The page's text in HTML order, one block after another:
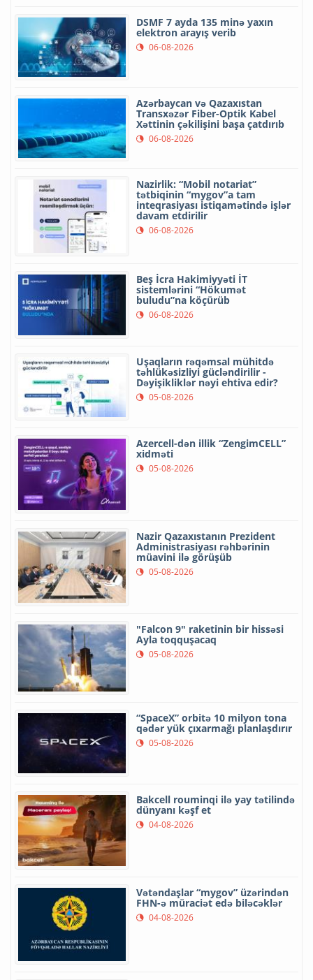
DSMF 7 ayda 135 minə yaxın
elektron arayış verib
06-08-2026
Azərbaycan və Qazaxıstan
Transxəzər Fiber-Optik Kabel
Xəttinin çəkilişini başa çatdırıb
06-08-2026
Nazirlik: “Mobil notariat”
tətbiqinin “mygov”a tam
inteqrasiyası istiqamətində işlər
davam etdirilir
06-08-2026
Beş İcra Hakimiyyəti İT
sistemlərini “Hökumət
buludu”na köçürüb
06-08-2026
Uşaqların rəqəmsal mühitdə
təhlükəsizliyi gücləndirilir -
Dəyişikliklər nəyi ehtiva edir?
05-08-2026
Azercell-dən illik “ZengimCELL”
xidməti
05-08-2026
Nazir Qazaxıstanın Prezident
Administrasiyası rəhbərinin
müavini ilə görüşüb
05-08-2026
"Falcon 9" raketinin bir hissəsi
Ayla toqquşacaq
05-08-2026
“SpaceX” orbitə 10 milyon tona
qədər yük çıxarmağı planlaşdırır
05-08-2026
Bakcell rouminqi ilə yay tətilində
dünyanı kəşf et
04-08-2026
Vətəndaşlar “mygov” üzərindən
FHN-ə müraciət edə biləcəklər
04-08-2026